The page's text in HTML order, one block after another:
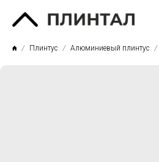
Плинтус Алюминиевый плинтус